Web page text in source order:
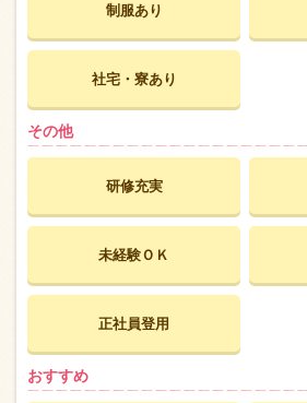
制服あり
社宅・寮あり
その他
研修充実
未経験ＯＫ
正社員登用
おすすめ